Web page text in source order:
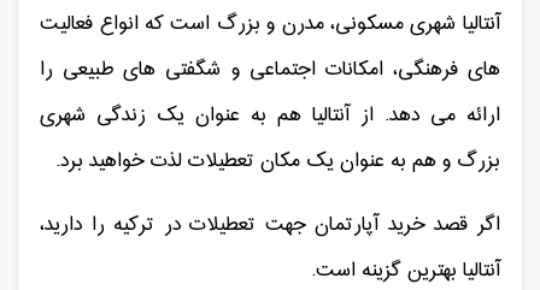
آنتالیا شهری مسکونی، مدرن و بزرگ است که انواع فعالیت
های فرهنگی، امکانات اجتماعی و شگفتی های طبیعی را
ارائه می دهد. از آنتالیا هم به عنوان یک زندگی شهری
بزرگ و هم به عنوان یک مکان تعطیلات لذت خواهید برد.
اگر قصد خرید آپارتمان جهت تعطیلات در ترکیه را دارید،
آنتالیا بهترین گزینه است.